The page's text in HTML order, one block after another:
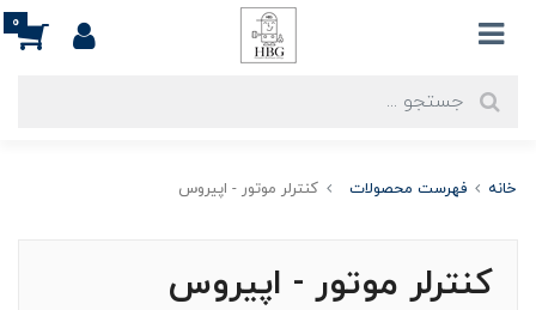
0
خانه فهرست محصولات کنترلر موتور - اپیروس
کنترلر موتور - اپیروس